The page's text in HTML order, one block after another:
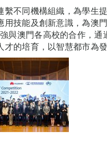
繫不同機構組織，為學生
用技能及創新意識，為澳
與澳門各高校的合作，
的培育，以智慧都市為